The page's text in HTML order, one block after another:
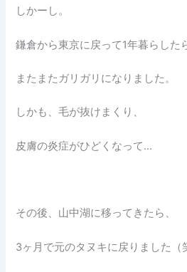
しかーし。
鎌倉から東京に戻って1年暮らした
またまたガリガリになりました。
しかも、毛が抜けまくり、
皮膚の炎症がひどくなって…
その後、山中湖に移ってきたら、
3ヶ月で元のタヌキに戻りました（